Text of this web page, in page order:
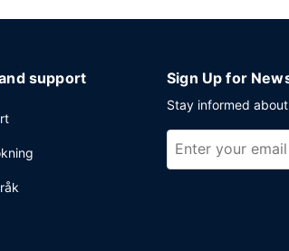
support Sign Up for
Stay informed